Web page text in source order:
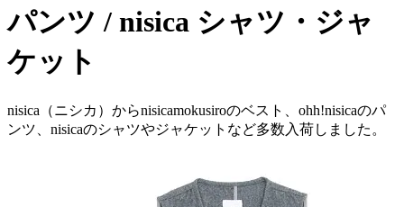
パンツ / nisica シャツ・ジャ
ケット
nisica（ニシカ）からnisicamokusiroのベスト、ohh!nisicaのパ
ンツ、nisicaのシャツやジャケットなど多数入荷しました。